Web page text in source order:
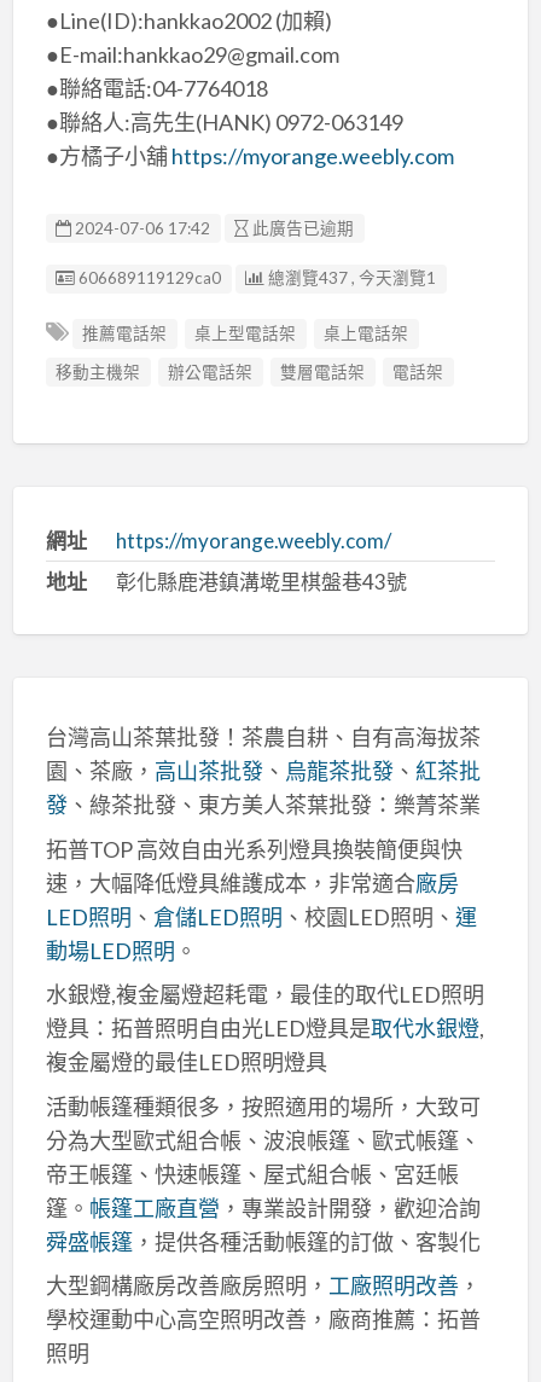
●Line(ID):hankkao2002 (加賴)
●E-mail:hankkao29@gmail.com
●聯絡電話:04-7764018
●聯絡人:高先生(HANK) 0972-063149
●方橘子小舖https://myorange.weebly.com
2024-07-06 17:42 此廣告已逾期
廣告编號
606689119129ca0 總瀏覽437 , 今天瀏覽1
推薦電話架 桌上型電話架
桌上電話架
移動主機架
辦公電話架 雙層電話架 電話架
網址
https://myorange.weebly.com/
地址
彰化縣鹿港鎮溝墘里棋盤巷43號
台灣高山茶葉批發！茶農自耕、自有高海拔茶
園、茶廠， 高山茶批發、 烏龍茶批發、 紅茶批
發、綠茶批發、東方美人茶葉批發：樂菁茶業
拓普TOP 高效自由光系列燈具換裝簡便與快
速，大幅降低燈具維護成本，非常適合廠房
LED照明 、 倉儲LED照明 、校園LED照明、 運
動場LED照明 。
水銀燈,複金屬燈超耗電，最佳的取代LED照明
燈具：拓普照明自由光LED燈具是取代水銀燈,
複金屬燈的最佳LED照明燈具
活動帳篷種類很多，按照適用的場所，大致可
分為大型歐式組合帳、波浪帳篷、歐式帳篷、
帝王帳篷、快速帳篷、屋式組合帳、宮廷帳
篷。 帳篷工廠直營 ，專業設計開發，歡迎洽詢
舜盛帳篷，提供各種活動帳篷的訂做、客製化
大型鋼構廠房改善廠房照明， 工廠照明改善，
學校運動中心高空照明改善，廠商推薦：拓普
照明